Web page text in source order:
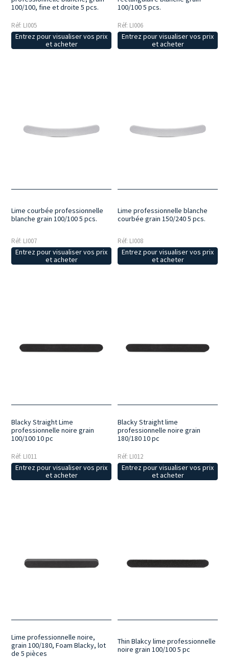
100/100, fine et droite 5 pcs.
Réf: LI005
Entrez pour visualiser vos prix
et acheter
100/100 5 pcs.
Réf: LI006
Entrez pour visualiser vos prix
et acheter
Lime courbée professionnelle
blanche grain 100/100 5 pcs.
Réf: LI007
Entrez pour visualiser vos prix
et acheter
Lime professionnelle blanche
courbée grain 150/240 5 pcs.
Réf: LI008
Entrez pour visualiser vos prix
et acheter
Blacky Straight Lime
professionnelle noire grain
100/100 10 pc
Réf: LI011
Entrez pour visualiser vos prix
et acheter
Blacky Straight lime
professionnelle noire grain
180/180 10 pc
Réf: LI012
Entrez pour visualiser vos prix
et acheter
Lime professionnelle noire,
grain 100/180, Foam Blacky, lot
de 5 pièces
Thin Blakcy lime professionnelle
noire grain 100/100 5 pc